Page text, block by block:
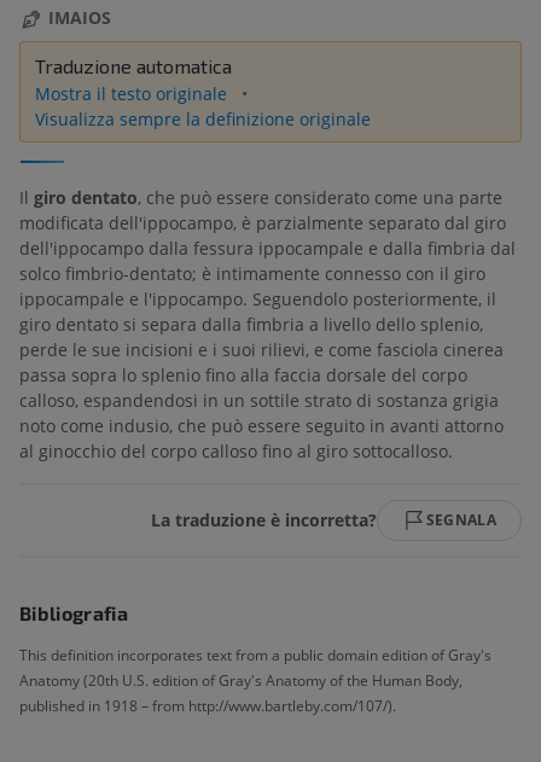
IMAIOS
Traduzione automatica
Mostra il testo originale
Visualizza sempre la definizione originale
Il giro dentato, che può essere considerato come una parte
modificata dell'ippocampo, è parzialmente separato dal giro
dell'ippocampo dalla fessura ippocampale e dalla fimbria dal
solco fimbrio-dentato; è intimamente connesso con il giro
ippocampale e l'ippocampo. Seguendolo posteriormente, il
giro dentato si separa dalla fimbria a livello dello splenio,
perde le sue incisioni e i suoi rilievi, e come fasciola cinerea
passa sopra lo splenio fino alla faccia dorsale del corpo
calloso, espandendosi in un sottile strato di sostanza grigia
noto come indusio, che può essere seguito in avanti attorno
al ginocchio del corpo calloso fino al giro sottocalloso.
La traduzione è incorretta? SEGNALA
Bibliografia
This definition incorporates text from a public domain edition of Gray's
Anatomy (20th U.S. edition of Gray's Anatomy of the Human Body,
published in 1918 – from http://www.bartleby.com/107/).